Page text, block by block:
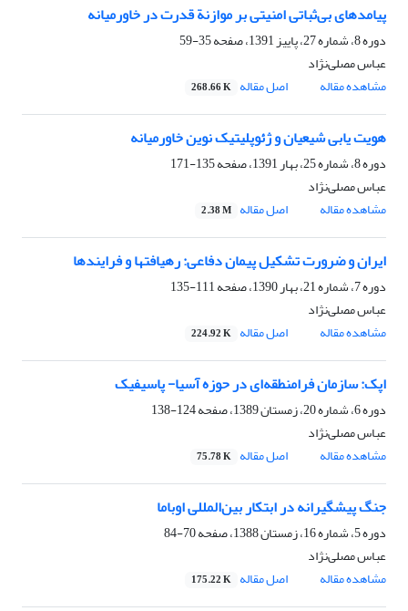
پیامدهای بی‌ثباتی امنیتی بر موازنة قدرت در خاورمیانه
دوره 8، شماره 27، پاییز 1391، صفحه
35-59
عباس مصلی‌نژاد
مشاهده مقاله
اصل مقاله 268.66 K
هویت‏ یابی شیعیان و ژئوپلیتیک نوین خاورمیانه
دوره 8، شماره 25، بهار 1391، صفحه
135-171
عباس مصلی‌نژاد
مشاهده مقاله
اصل مقاله 2.38 M
ایران و ضرورت‏ تشکیل پیمان دفاعی: رهیافت‏ها و فرایندها
دوره 7، شماره 21، بهار 1390، صفحه
111-135
عباس مصلی‌نژاد
مشاهده مقاله
اصل مقاله 224.92 K
اپک: سازمان فرامنطقه‌ای در حوزه آسیا- پاسیفیک
دوره 6، شماره 20، زمستان 1389، صفحه
124-138
عباس مصلی‌نژاد
مشاهده مقاله
اصل مقاله 75.78 K
جنگ پیشگیرانه در ابتکار بین‌المللی اوباما
دوره 5، شماره 16، زمستان 1388، صفحه
70-84
عباس مصلی‌نژاد
مشاهده مقاله
اصل مقاله 175.22 K